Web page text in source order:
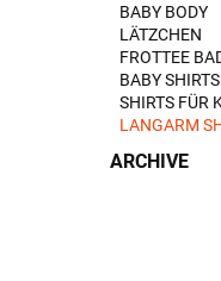
BABY BODY
LÄTZCHEN
FROTTEE
BABY
SHIRTS FÜR
LANGARM
ARCHIVE